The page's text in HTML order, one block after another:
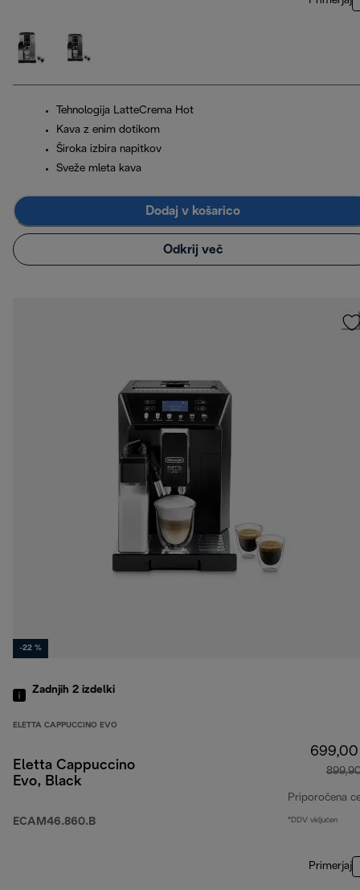
Tehnologija LatteCrema Hot
Kava z enim dotikom
Široka izbira napitkov
Sveže mleta kava
Dodaj v košarico
Odkrij več
-22 %
Zadnjih 2 izdelki
ELETTA CAPPUCCINO EVO
Eletta Cappuccino
Evo, Black
ECAM46.860.B
Priporočena
*DDV vključen
Primerjaj